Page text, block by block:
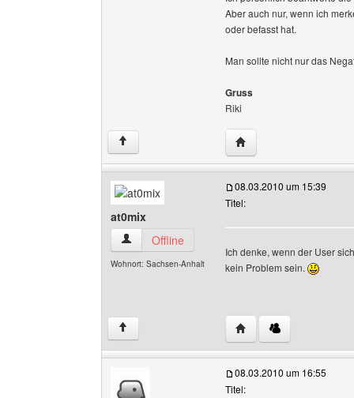
Aber auch nur, wenn ich
oder befasst hat.
Man sollte nicht nur das
Gruss
Riki
↑ Website dieses
at0mix
at0mix Benutzer-Profile anzeigen
Offline
Wohnort: Sachsen-Anhalt
08.03.2010 um 15:39
Titel:
Ich denke, wenn der User
kein Problem sein.
↑ Website dieses
08.03.2010 um 16:55
Titel: